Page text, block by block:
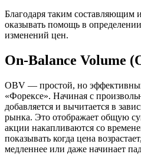
Благодаря таким составляющим
оказывать помощь в
изменений цен.
On-Balance Volume
OBV — простой, но
«Форексе». Начиная с
добавляется и вычитается в
рынка. Это отображает общую
акции накапливаются со
показывать когда цена
медленнее или даже начинает